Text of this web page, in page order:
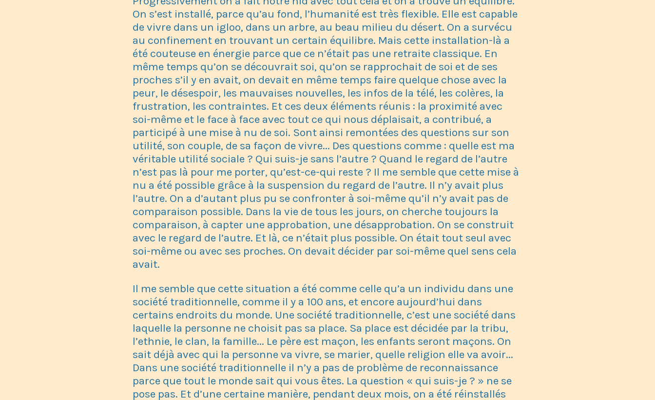
On s’est installé, parce qu’au fond, l’humanité est très flexible. Elle est capable
de vivre dans un igloo, dans un arbre, au beau milieu du désert. On a survécu
au confinement en trouvant un certain équilibre. Mais cette installation-là a
été couteuse en énergie parce que ce n’était pas une retraite classique. En
même temps qu’on se découvrait soi, qu’on se rapprochait de soi et de ses
proches s’il y en avait, on devait en même temps faire quelque chose avec la
peur, le désespoir, les mauvaises nouvelles, les infos de la télé, les colères, la
frustration, les contraintes. Et ces deux éléments réunis : la proximité avec
soi-même et le face à face avec tout ce qui nous déplaisait, a contribué, a
participé à une mise à nu de soi. Sont ainsi remontées des questions sur son
utilité, son couple, de sa façon de vivre... Des questions comme : quelle est ma
véritable utilité sociale ? Qui suis-je sans l’autre ? Quand le regard de l’autre
n’est pas là pour me porter, qu’est-ce-qui reste ? Il me semble que cette mise à
nu a été possible grâce à la suspension du regard de l’autre. Il n’y avait plus
l’autre. On a d’autant plus pu se confronter à soi-même qu’il n’y avait pas de
comparaison possible. Dans la vie de tous les jours, on cherche toujours la
comparaison, à capter une approbation, une désapprobation. On se construit
avec le regard de l’autre. Et là, ce n’était plus possible. On était tout seul avec
soi-même ou avec ses proches. On devait décider par soi-même quel sens cela
avait.
Il me semble que cette situation a été comme celle qu’a un individu dans une
société traditionnelle, comme il y a 100 ans, et encore aujourd’hui dans
certains endroits du monde. Une société traditionnelle, c’est une société dans
laquelle la personne ne choisit pas sa place. Sa place est décidée par la tribu,
l’ethnie, le clan, la famille... Le père est maçon, les enfants seront maçons. On
sait déjà avec qui la personne va vivre, se marier, quelle religion elle va avoir...
Dans une société traditionnelle il n’y a pas de problème de reconnaissance
parce que tout le monde sait qui vous êtes. La question « qui suis-je ? » ne se
pose pas. Et d’une certaine manière, pendant deux mois, on a été réinstallés